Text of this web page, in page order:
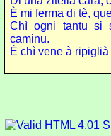
È mi ferma di tè,
Chì ogni tantu si
caminu.
È chì vene à